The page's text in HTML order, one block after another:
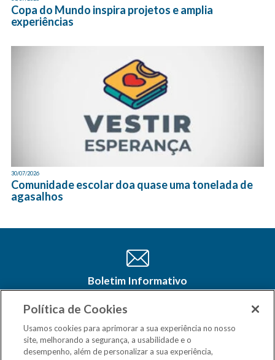
Copa do Mundo inspira projetos e amplia
experiências
30/07/2026
Comunidade escolar doa quase uma tonelada de
agasalhos
Boletim Informativo
Cadastre-se e receba as últimas
Política de Cookies
Usamos cookies para aprimorar a sua experiência no nosso
site, melhorando a segurança, a usabilidade e o
desempenho, além de personalizar a sua experiência,